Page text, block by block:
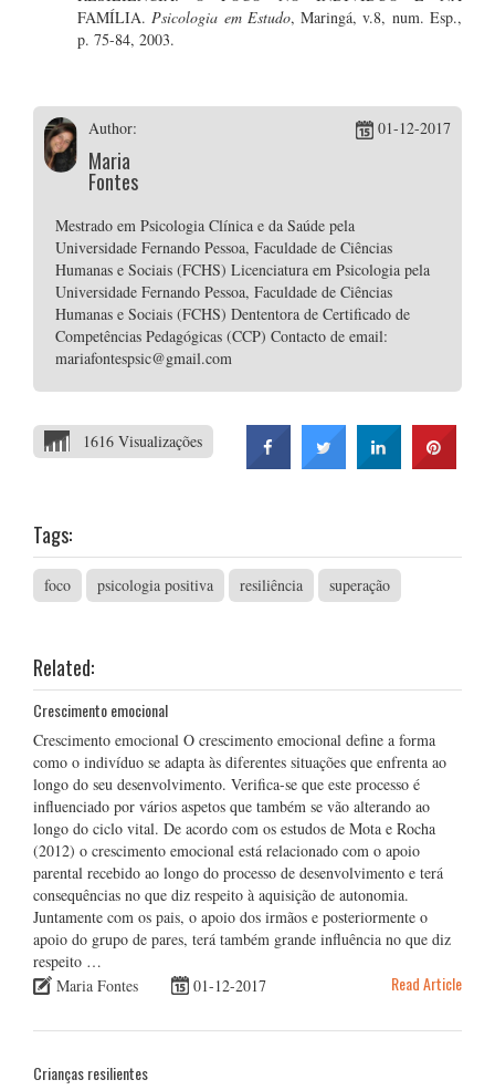
FAMÍLIA.Psicologia em Estudo, Maringá, v.8, num. Esp.,
p. 75-84, 2003.
Author:
Maria
Fontes
01-12-2017
Mestrado em Psicologia Clínica e da Saúde pela
Universidade Fernando Pessoa, Faculdade de Ciências
Humanas e Sociais (FCHS) Licenciatura em Psicologia pela
Universidade Fernando Pessoa, Faculdade de Ciências
Humanas e Sociais (FCHS) Dententora de Certificado de
Competências Pedagógicas (CCP) Contacto de email:
mariafontespsic@gmail.com
1616 Visualizações
Tags:
foco psicologia positiva resiliência superação
Related:
Crescimento emocional
Crescimento emocional O crescimento emocional define a forma
como o indivíduo se adapta às diferentes situações que enfrenta ao
longo do seu desenvolvimento. Verifica-se que este processo é
influenciado por vários aspetos que também se vão alterando ao
longo do ciclo vital. De acordo com os estudos de Mota e Rocha
(2012) o crescimento emocional está relacionado com o apoio
parental recebido ao longo do processo de desenvolvimento e terá
consequências no que diz respeito à aquisição de autonomia.
Juntamente com os pais, o apoio dos irmãos e posteriormente o
apoio do grupo de pares, terá também grande influência no que diz
respeito …
Maria Fontes
01-12-2017 Read Article
Crianças resilientes